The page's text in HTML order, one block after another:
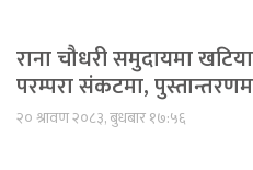
राना चौधरी समुदायमा
परम्परा संकटमा,
२० श्रावण २०८३, बुधबार १७:५६